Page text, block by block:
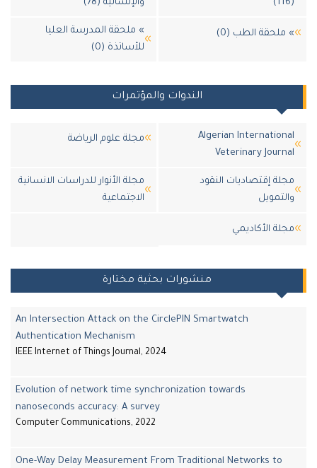
والإنسانية (78)
الطب (0)
» ملحقة المدرسة العليا
للأساتذة (0)
الندوات والمؤتمرات
Algerian
Veterinary
مجلة علوم الرياضة
إقتصاديات النقود
مجلة الأنوار للدراسات الانسانية
الاجتماعية
اﻷكاديمي
منشورات بحثية مختارة
An Intersection Attack on the CirclePIN Smartwatch
Authentication Mechanism
IEEE Internet of Things Journal, 2024
Evolution of network time synchronization towards
nanoseconds accuracy: A survey
Computer Communications, 2022
One-Way Delay Measurement From Traditional Networks to